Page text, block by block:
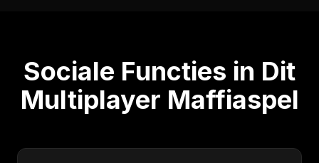
Sociale Functies in Dit
Multiplayer Maffiaspel